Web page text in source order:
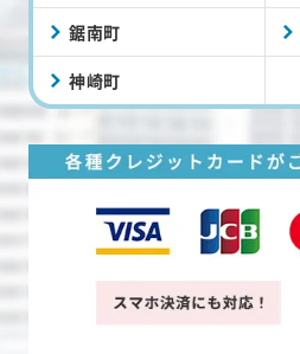
鋸南町
神崎町